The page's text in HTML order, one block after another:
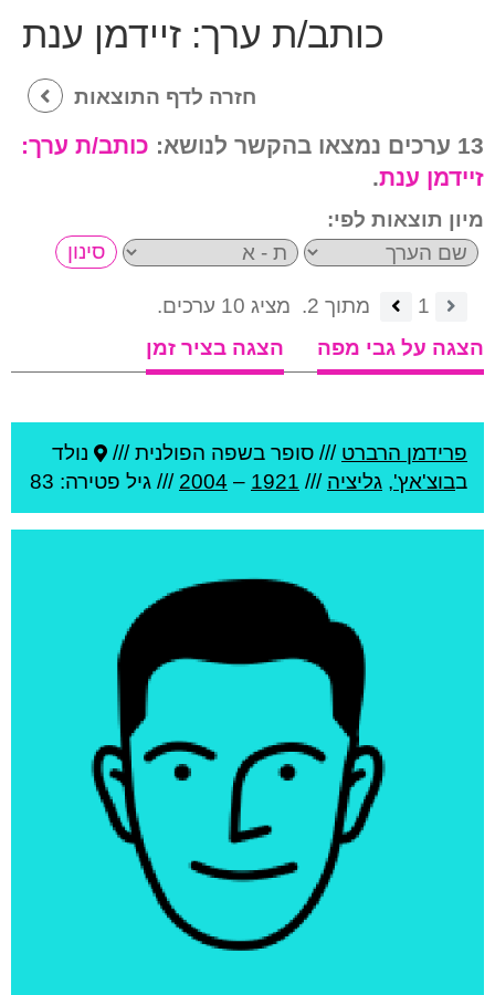
כותב/ת ערך: זיידמן ענת
חזרה לדף התוצאות
13 ערכים נמצאו בהקשר לנושא:
כותב/ת ערך:
זיידמן ענת.
מיון תוצאות לפי:
1 מתוך 2.
מציג 10 ערכים.
הצגה על גבי מפה
הצגה בציר זמן
פרידמן הרברט /// סופר בשפה הפולנית ///
נולד
בבוצ'אץ', גליציה ///
1921
–
2004 /// גיל פטירה: 83